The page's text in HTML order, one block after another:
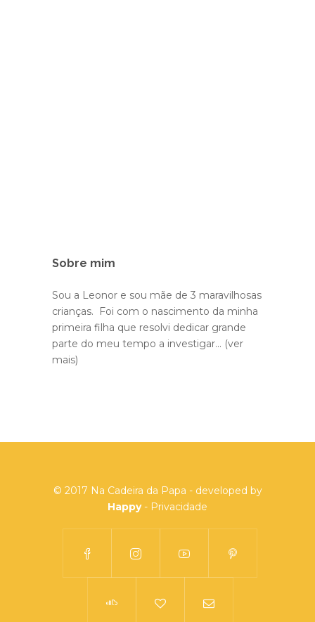
Sobre mim
Sou a Leonor e sou mãe de 3 maravilhosas
crianças. Foi com o nascimento da minha
primeira filha que resolvi dedicar grande
parte do meu tempo a investigar... (ver
mais)
© 2017 Na Cadeira da Papa - developed by
Happy- Privacidade